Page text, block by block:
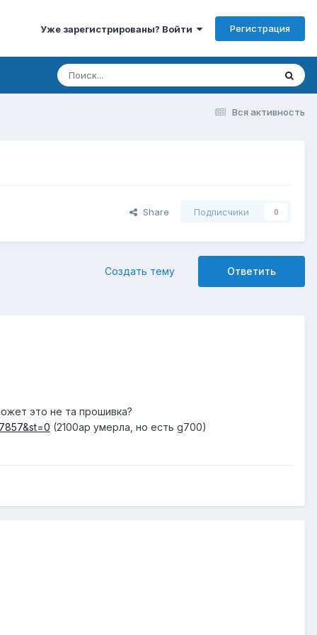
Уже зарегистрированы? Войти Регистрация
Вся активность
Share Подписчики 0
Ответить
Создать тему
это не та прошивка?
(2100ap умерла, но есть g700)